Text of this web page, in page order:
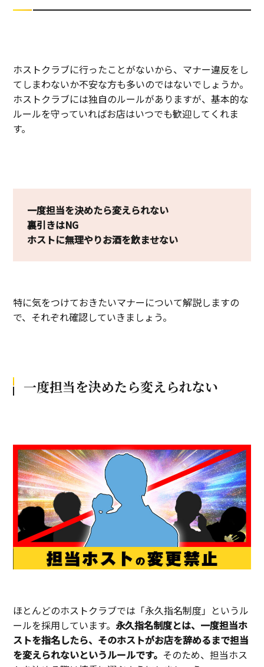
ホストクラブに行ったことがないから、マナー違反をし
てしまわないか不安な方も多いのではないでしょうか。
ホストクラブには独自のルールがありますが、基本的な
ルールを守っていればお店はいつでも歓迎してくれま
す。
一度担当を決めたら変えられない
裏引きはNG
ホストに無理やりお酒を飲ませない
特に気をつけておきたいマナーについて解説しますの
で、それぞれ確認していきましょう。
一度担当を決めたら変えられない
ほとんどのホストクラブでは「永久指名制度」というル
ールを採用しています。永久指名制度とは、一度担当ホ
ストを指名したら、そのホストがお店を辞めるまで担当
を変えられないというルールです。 そのため、担当ホス